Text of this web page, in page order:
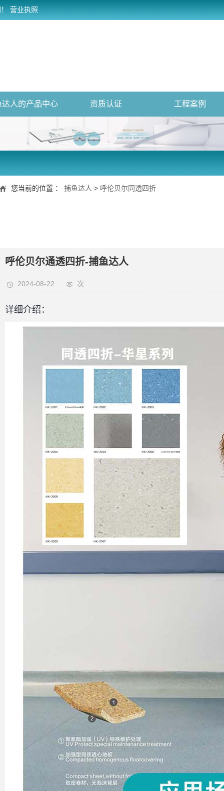
营业执照
达人的产品中心 资质认证 工程案例
您当前的位置 ： 捕鱼达人 > 呼伦贝尔同透四折
呼伦贝尔通透四折-捕鱼达人
2024-08-22 次
详细介绍：